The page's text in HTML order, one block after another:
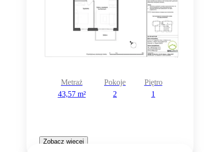
Metraż
43,57 m²
Pokoje
2
Piętro
1
Zobacz więcej